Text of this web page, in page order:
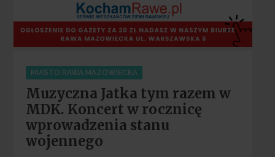
Categories
MIASTO RAWA MAZOWIECKA
Muzyczna Jatka tym razem w
MDK. Koncert w rocznicę
wprowadzenia stanu
wojennego